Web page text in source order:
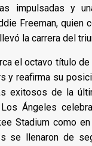
impulsadas y
Freeman, quien
la carrera del
el octavo título
y reafirma su
exitosos de la
Ángeles
Stadium como
se llenaron de